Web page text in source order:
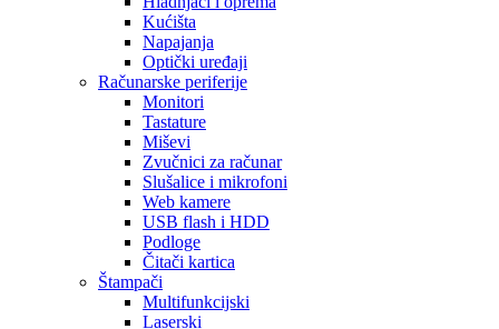
Kućišta
Napajanja
Optički uređaji
Računarske periferije
Monitori
Tastature
Miševi
Zvučnici za računar
Slušalice i mikrofoni
Web kamere
USB flash i HDD
Podloge
Čitači kartica
Štampači
Multifunkcijski
Laserski